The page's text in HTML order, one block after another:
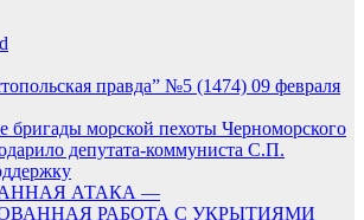
правда” №5 (1474) 09 февраля
бригады морской пехоты Черноморского
депутата-коммуниста С.П.
АТАКА —
РАБОТА С УКРЫТИЯМИ